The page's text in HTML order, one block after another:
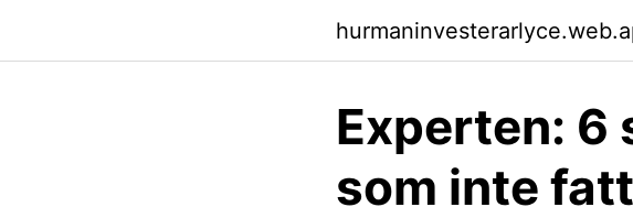
Experten: 6
som inte